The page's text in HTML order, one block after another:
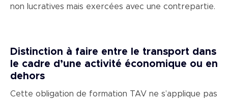
non lucratives mais exercées avec une contrepartie.
Distinction à faire entre le transport dans
le cadre d’une activité économique ou en
dehors
Cette obligation de formation TAV ne s’applique pas